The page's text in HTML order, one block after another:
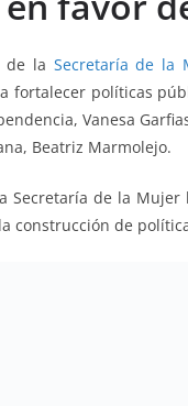
de la Secretaría de la
fortalecer políticas
Vanesa
Beatriz Marmolejo.
Secretaría de la
construcción de